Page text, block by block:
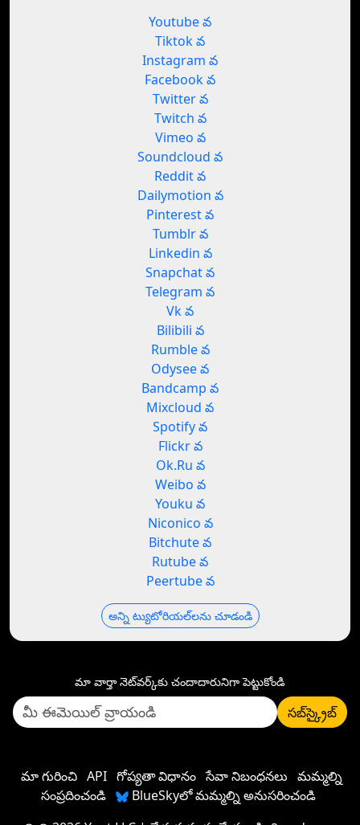
Youtube వ
Tiktok వ
Instagram వ
Facebook వ
Twitter వ
Twitch వ
Vimeo వ
Soundcloud వ
Reddit వ
Dailymotion వ
Pinterest వ
Tumblr వ
Linkedin వ
Snapchat వ
Telegram వ
Vk వ
Bilibili వ
Rumble వ
Odysee వ
Bandcamp వ
Mixcloud వ
Spotify వ
Flickr వ
Ok.Ru వ
Weibo వ
Youku వ
Niconico వ
Bitchute వ
Rutube వ
Peertube వ
అన్ని ట్యుటోరియల్‌లను చూడండి
మా వార్తా నెట్‌వర్క్‌కు చందాదారునిగా పెట్టుకోండి
సబ్‌స్క్రైబ్
మా గురించి API గోప్యతా విధానం సేవా నిబంధనలు మమ్మల్ని
సంప్రదించండి
BlueSkyలో మమ్మల్ని అనుసరించండి